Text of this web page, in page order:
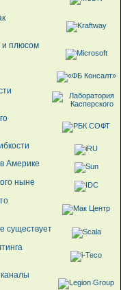
и плюсом
Америке
ныне
существует